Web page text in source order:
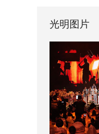
光明图片